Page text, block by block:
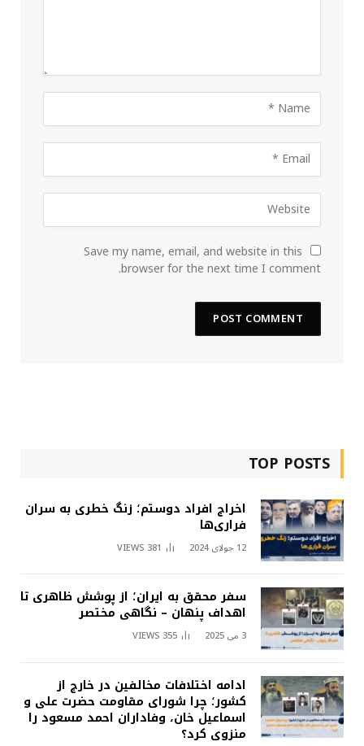
Save my name, email, and website in this
browser for the next time I comment.
TOP POSTS
اخراج افراد دوستم؛ زنگ خطری به سران
فراری‌ها
12 جولای 2024 381
VIEWS
سفر محقق به ایران؛ از پوشش ظاهری تا
اهداف پنهان – نگاهی مختصر
3 می 2025 355
VIEWS
ادامه اختلافات مخالفین در خارج از
کشور؛ چرا شورای مقاومت حضرت علی و
اسماعیل خان، وفاداران احمد مسعود را
منزوی کرد؟